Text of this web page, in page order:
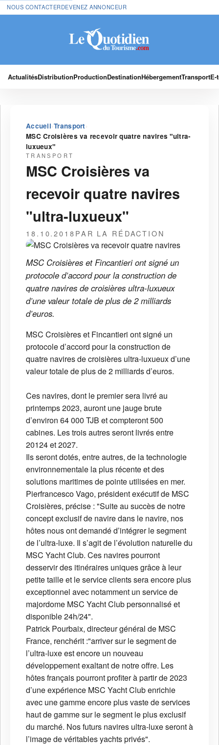
NOUS CONTACTERDEVENEZ ANNONCEUR
ActualitésDistributionProductionDestinationHébergementTransport
Accueil›Transport ›
MSC Croisières va recevoir quatre navires "ultra-
luxueux"
TRANSPORT
MSC Croisières va
recevoir quatre navires
"ultra-luxueux"
18.10.2018PAR LA RÉDACTION
MSC Croisières et Fincantieri ont signé un
protocole d’accord pour la construction de
quatre navires de croisières ultra-luxueux
d’une valeur totale de plus de 2 milliards
d’euros.
MSC Croisières et Fincantieri ont signé un
protocole d’accord pour la construction de
quatre navires de croisières ultra-luxueux d’une
valeur totale de plus de 2 milliards d’euros.
Ces navires, dont le premier sera livré au
printemps 2023, auront une jauge brute
d’environ 64 000 TJB et compteront 500
cabines. Les trois autres seront livrés entre
20124 et 2027.
Ils seront dotés, entre autres, de la technologie
environnementale la plus récente et des
solutions maritimes de pointe utilisées en mer.
Pierfrancesco Vago, président exécutif de MSC
Croisières, précise : "Suite au succès de notre
concept exclusif de navire dans le navire, nos
hôtes nous ont demandé d’intégrer le segment
de l’ultra-luxe. Il s’agit de l’évolution naturelle du
MSC Yacht Club. Ces navires pourront
desservir des itinéraires uniques grâce à leur
petite taille et le service clients sera encore plus
exceptionnel avec notamment un service de
majordome MSC Yacht Club personnalisé et
disponible 24h/24".
Patrick Pourbaix, directeur général de MSC
France, renchérit :"arriver sur le segment de
l’ultra-luxe est encore un nouveau
développement exaltant de notre offre. Les
hôtes français pourront profiter à partir de 2023
d’une expérience MSC Yacht Club enrichie
avec une gamme encore plus vaste de services
haut de gamme sur le segment le plus exclusif
du marché. Nos futurs navires ultra-luxe seront à
l’image de véritables yachts privés".